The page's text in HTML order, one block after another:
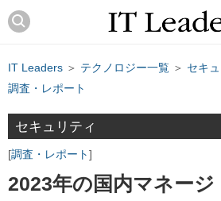
IT Leaders ＞ テクノロジー一覧 ＞ セキ
調査・レポート
セキュリティ
調査・レポート
2023年の国内マネー